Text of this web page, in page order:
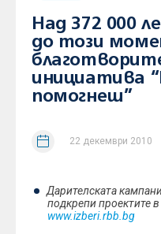
Над 372 000
до този
инициатива
помогнеш”
22 декември 2010
Дарителската
подкрепи проектите
www.izberi.rbb.bg